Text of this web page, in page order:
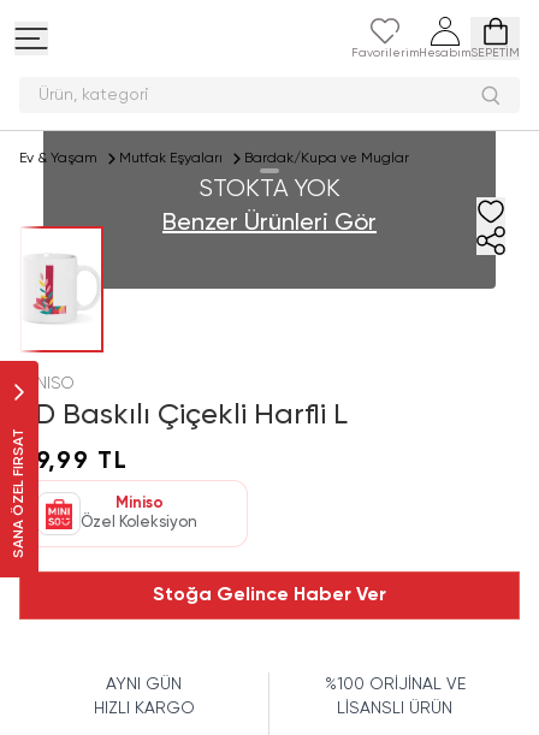
Favorilerim HesabımSEPETİM
Ürün, kate
SANA ÖZEL FIRSAT
Ev & Yaşam Mutfak Eşyaları Bardak/Kupa ve Muglar
STOKTA YOK
Benzer Ürünleri Gör
MINISO
3D Baskılı Çiçekli Harfli L
29,99 TL
Miniso
Özel Koleksiyon
Stoğa Gelince Haber Ver
AYNI GÜN
HIZLI KARGO
%100 ORİJİNAL VE
LİSANSLI ÜRÜN